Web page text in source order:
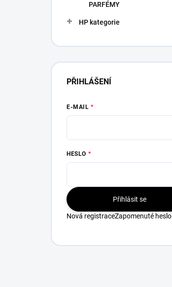
PARFÉMY
HP kategorie
PŘIHLÁŠENÍ
E-MAIL
HESLO
Přihlásit se
Nová registraceZapomenuté heslo